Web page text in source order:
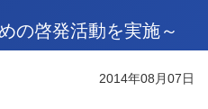
の啓発活動を実施～
2014年08月07日